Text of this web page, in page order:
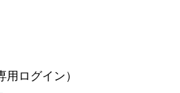
用ログイン）